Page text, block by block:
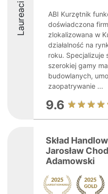
Laureaci
ABI Kurzętnik
doświadczona
zlokalizowana w
działalność na
roku. Specjalizuje
szerokiej gamy
budowlanych,
zaopatrywanie ...
9.6
Skład
Jarosław
Adamowski